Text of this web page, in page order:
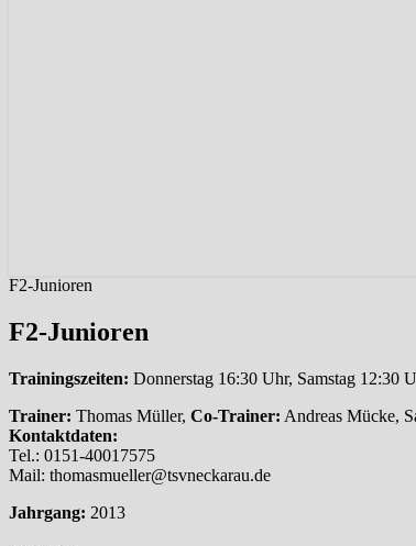
F2-Junioren
F2-Junioren
Trainingszeiten: Donnerstag 16:30 Uhr, Samstag 12:30
Trainer: Thomas Müller, Co-Trainer: Andreas Mücke,
Kontaktdaten:
Tel.: 0151-40017575
Mail: thomasmueller@tsvneckarau.de
Jahrgang: 2013